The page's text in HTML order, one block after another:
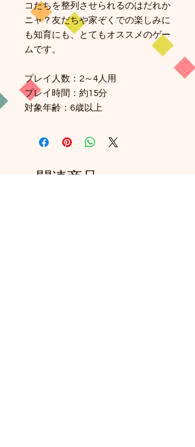
コたちを整列させられるのはだれか
ニャ？友だちや家ぞくでの楽しみに
も知育にも、とてもオススメのゲー
ムです。
プレイ人数：2～4人用
プレイ時間：約15分
対象年齢：6歳以上
関連商品